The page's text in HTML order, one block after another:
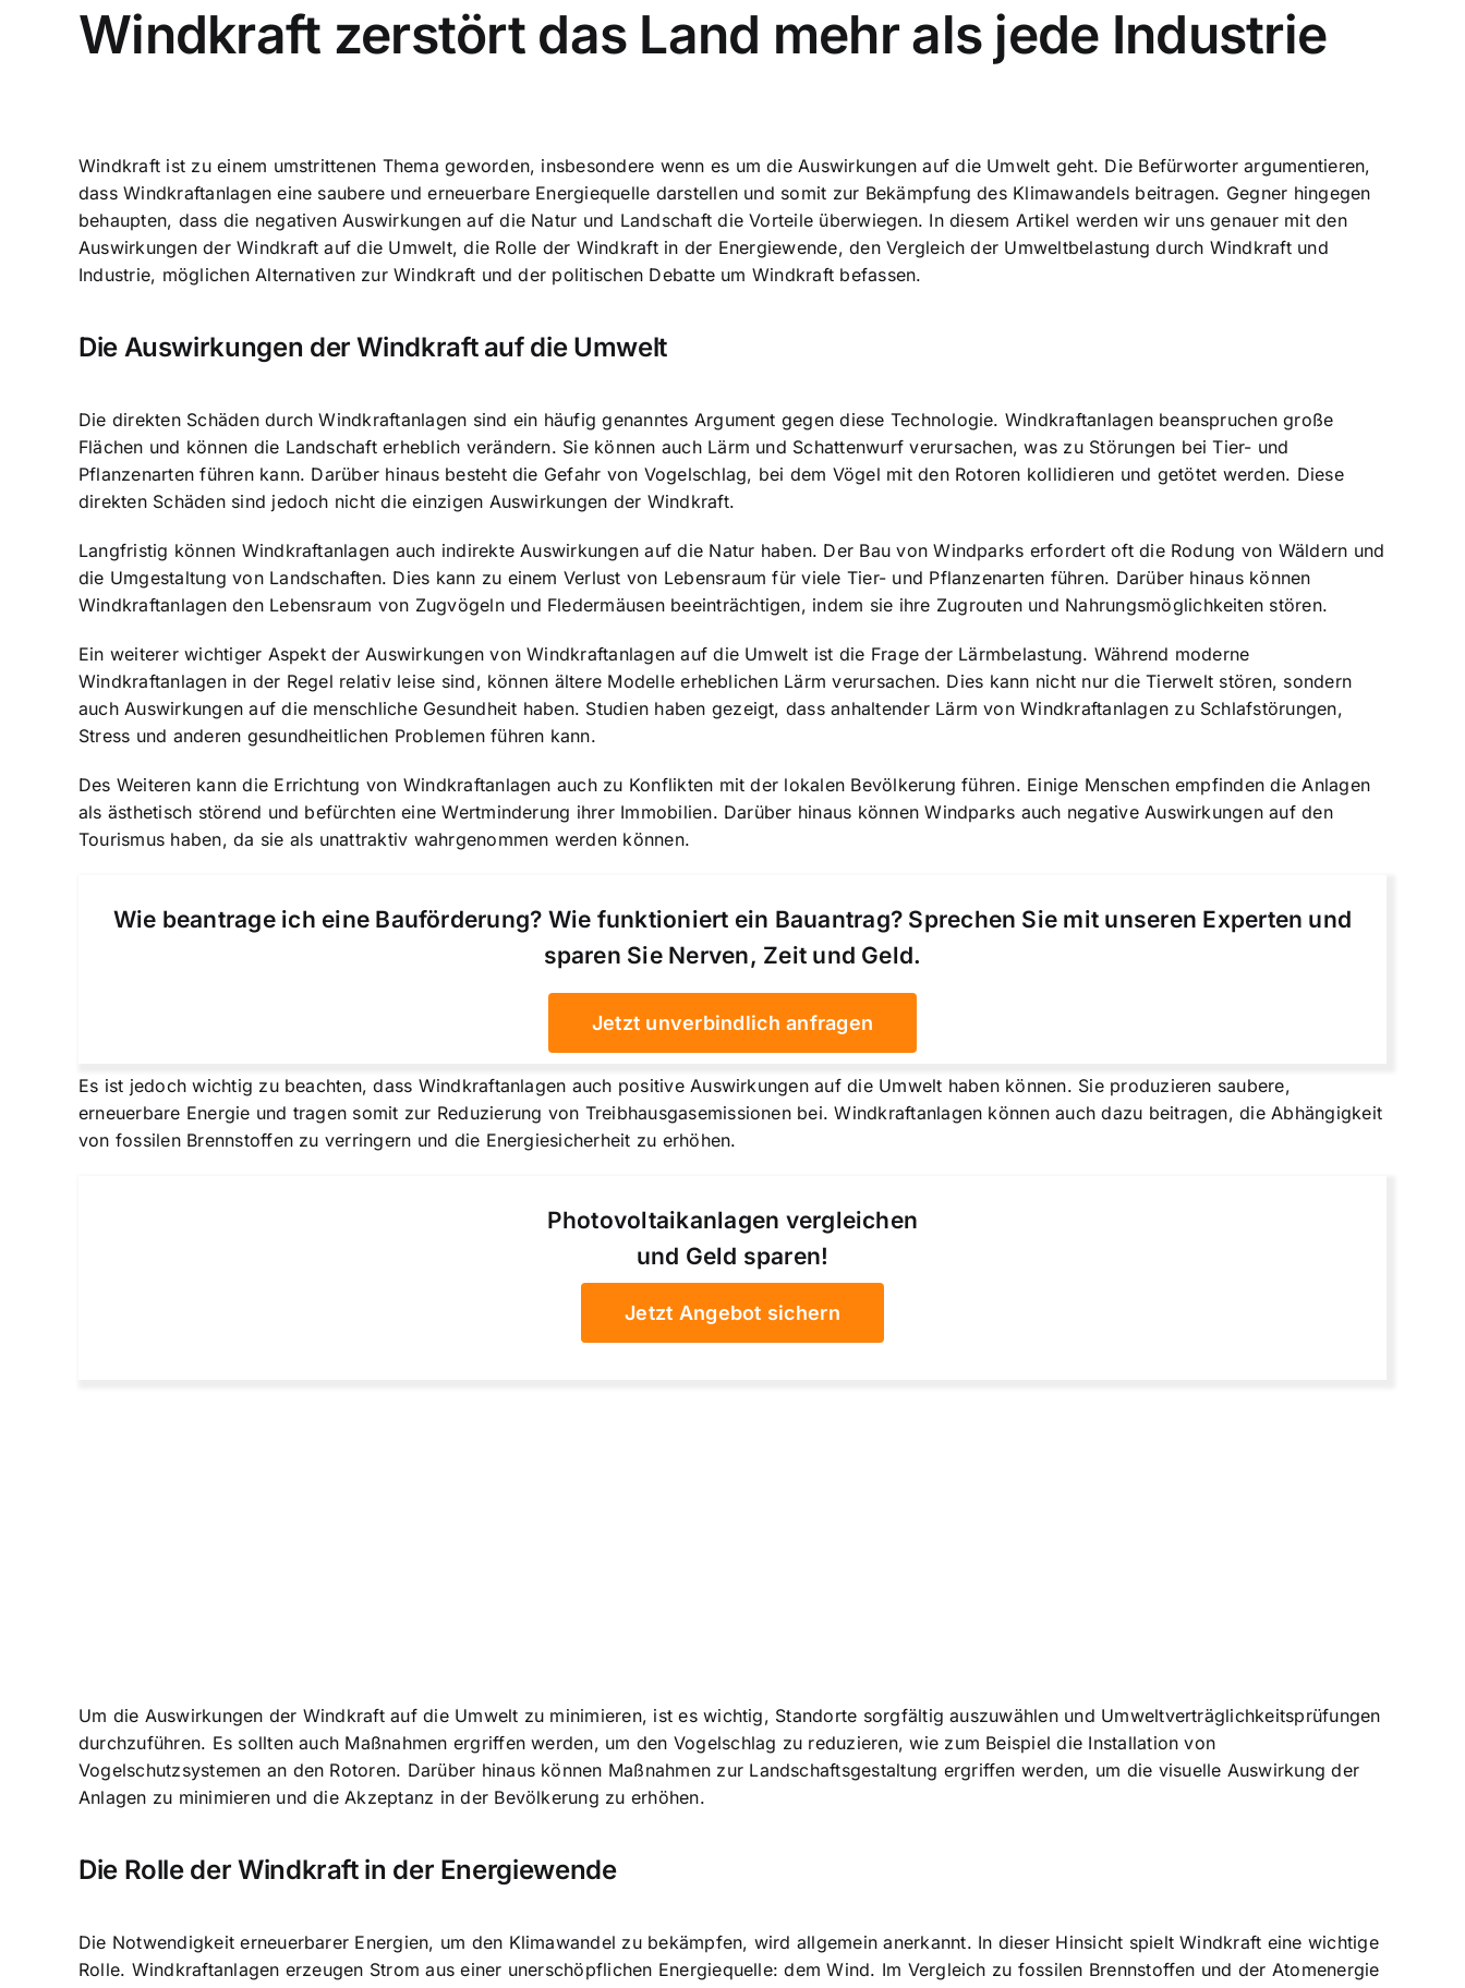
Windkraft zerstört das Land mehr als jede Industrie
Windkraft ist zu einem umstrittenen Thema geworden, insbesondere wenn es um die Auswirkungen auf die Umwelt geht. Die Befürworter argumentieren,
dass Windkraftanlagen eine saubere und erneuerbare Energiequelle darstellen und somit zur Bekämpfung des Klimawandels beitragen. Gegner hingegen
behaupten, dass die negativen Auswirkungen auf die Natur und Landschaft die Vorteile überwiegen. In diesem Artikel werden wir uns genauer mit den
Auswirkungen der Windkraft auf die Umwelt, die Rolle der Windkraft in der Energiewende, den Vergleich der Umweltbelastung durch Windkraft und
Industrie, möglichen Alternativen zur Windkraft und der politischen Debatte um Windkraft befassen.
Die Auswirkungen der Windkraft auf die Umwelt
Die direkten Schäden durch Windkraftanlagen sind ein häufig genanntes Argument gegen diese Technologie. Windkraftanlagen beanspruchen große
Flächen und können die Landschaft erheblich verändern. Sie können auch Lärm und Schattenwurf verursachen, was zu Störungen bei Tier- und
Pflanzenarten führen kann. Darüber hinaus besteht die Gefahr von Vogelschlag, bei dem Vögel mit den Rotoren kollidieren und getötet werden. Diese
direkten Schäden sind jedoch nicht die einzigen Auswirkungen der Windkraft.
Langfristig können Windkraftanlagen auch indirekte Auswirkungen auf die Natur haben. Der Bau von Windparks erfordert oft die Rodung von Wäldern und
die Umgestaltung von Landschaften. Dies kann zu einem Verlust von Lebensraum für viele Tier- und Pflanzenarten führen. Darüber hinaus können
Windkraftanlagen den Lebensraum von Zugvögeln und Fledermäusen beeinträchtigen, indem sie ihre Zugrouten und Nahrungsmöglichkeiten stören.
Ein weiterer wichtiger Aspekt der Auswirkungen von Windkraftanlagen auf die Umwelt ist die Frage der Lärmbelastung. Während moderne
Windkraftanlagen in der Regel relativ leise sind, können ältere Modelle erheblichen Lärm verursachen. Dies kann nicht nur die Tierwelt stören, sondern
auch Auswirkungen auf die menschliche Gesundheit haben. Studien haben gezeigt, dass anhaltender Lärm von Windkraftanlagen zu Schlafstörungen,
Stress und anderen gesundheitlichen Problemen führen kann.
Des Weiteren kann die Errichtung von Windkraftanlagen auch zu Konflikten mit der lokalen Bevölkerung führen. Einige Menschen empfinden die Anlagen
als ästhetisch störend und befürchten eine Wertminderung ihrer Immobilien. Darüber hinaus können Windparks auch negative Auswirkungen auf den
Tourismus haben, da sie als unattraktiv wahrgenommen werden können.
Wie beantrage ich eine Bauförderung? Wie funktioniert ein Bauantrag? Sprechen Sie mit unseren Experten und
sparen Sie Nerven, Zeit und Geld.
Jetzt unverbindlich anfragen
Es ist jedoch wichtig zu beachten, dass Windkraftanlagen auch positive Auswirkungen auf die Umwelt haben können. Sie produzieren saubere,
erneuerbare Energie und tragen somit zur Reduzierung von Treibhausgasemissionen bei. Windkraftanlagen können auch dazu beitragen, die Abhängigkeit
von fossilen Brennstoffen zu verringern und die Energiesicherheit zu erhöhen.
Photovoltaikanlagen vergleichen
und Geld sparen!
Jetzt Angebot sichern
Um die Auswirkungen der Windkraft auf die Umwelt zu minimieren, ist es wichtig, Standorte sorgfältig auszuwählen und Umweltverträglichkeitsprüfungen
durchzuführen. Es sollten auch Maßnahmen ergriffen werden, um den Vogelschlag zu reduzieren, wie zum Beispiel die Installation von
Vogelschutzsystemen an den Rotoren. Darüber hinaus können Maßnahmen zur Landschaftsgestaltung ergriffen werden, um die visuelle Auswirkung der
Anlagen zu minimieren und die Akzeptanz in der Bevölkerung zu erhöhen.
Die Rolle der Windkraft in der Energiewende
Die Notwendigkeit erneuerbarer Energien, um den Klimawandel zu bekämpfen, wird allgemein anerkannt. In dieser Hinsicht spielt Windkraft eine wichtige
Rolle. Windkraftanlagen erzeugen Strom aus einer unerschöpflichen Energiequelle: dem Wind. Im Vergleich zu fossilen Brennstoffen und der Atomenergie